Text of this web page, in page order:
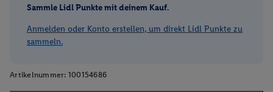
Sammle Lidl Punkte mit deinem Kauf.
Anmelden oder Konto erstellen, um direkt Lidl Punkte zu
sammeln.
Artikelnummer: 100154686